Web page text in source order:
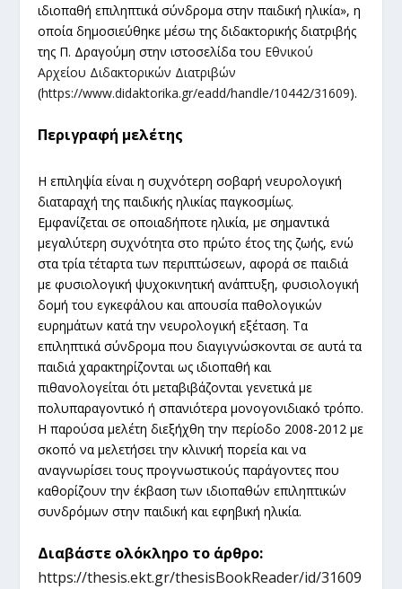
ιδιοπαθή επιληπτικά σύνδρομα στην παιδική ηλικία», η
οποία δημοσιεύθηκε μέσω της διδακτορικής διατριβής
της Π. Δραγούμη στην ιστοσελίδα του Εθνικού
Αρχείου Διδακτορικών Διατριβών
(https://www.didaktorika.gr/eadd/handle/10442/31609).
Περιγραφή μελέτης
Η επιληψία είναι η συχνότερη σοβαρή νευρολογική
διαταραχή της παιδικής ηλικίας παγκοσμίως.
Εμφανίζεται σε οποιαδήποτε ηλικία, με σημαντικά
μεγαλύτερη συχνότητα στο πρώτο έτος της ζωής, ενώ
στα τρία τέταρτα των περιπτώσεων, αφορά σε παιδιά
με φυσιολογική ψυχοκινητική ανάπτυξη, φυσιολογική
δομή του εγκεφάλου και απουσία παθολογικών
ευρημάτων κατά την νευρολογική εξέταση. Τα
επιληπτικά σύνδρομα που διαγιγνώσκονται σε αυτά τα
παιδιά χαρακτηρίζονται ως ιδιοπαθή και
πιθανολογείται ότι μεταβιβάζονται γενετικά με
πολυπαραγοντικό ή σπανιότερα μονογονιδιακό τρόπο.
Η παρούσα μελέτη διεξήχθη την περίοδο 2008-2012 με
σκοπό να μελετήσει την κλινική πορεία και να
αναγνωρίσει τους προγνωστικούς παράγοντες που
καθορίζουν την έκβαση των ιδιοπαθών επιληπτικών
συνδρόμων στην παιδική και εφηβική ηλικία.
Διαβάστε ολόκληρο το άρθρο:
https://thesis.ekt.gr/thesisBookReader/id/31609